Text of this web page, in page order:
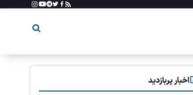
اخبار پربازدید